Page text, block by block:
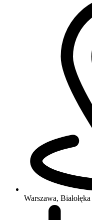
Warszawa, Białołęka